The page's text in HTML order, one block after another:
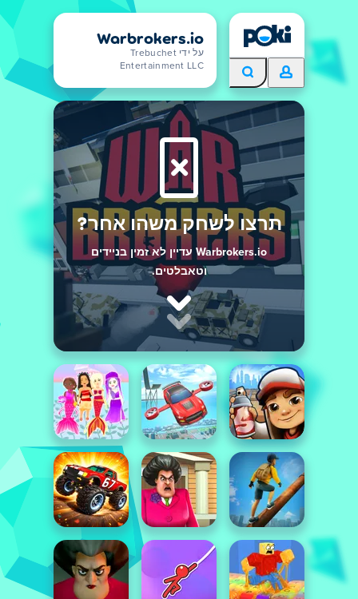
Warbrokers.io
על ידי Trebuchet
Entertainment LLC
תרצו לשחק משהו אחר?
Warbrokers.io עדיין לא זמין בניידים
וטאבלטים.